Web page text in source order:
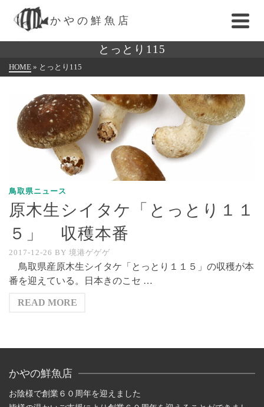
かやの鮮魚店
とっとり115
HOME » とっとり115
鳥取県ニュース
原木生シイタケ「とっとり１１
５」 収穫本番
2017-12-26 BY 境港ゲゲゲ
鳥取県産原木生シイタケ「とっとり１１５」の収穫が本
番を迎えている。日本きのこセ …
READ MORE
かやの鮮魚店
お陰様で創業６０周年を迎えました